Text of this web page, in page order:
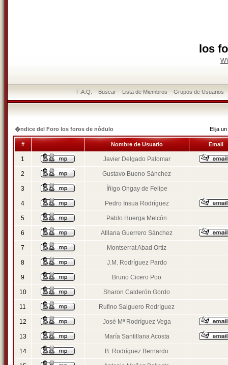
los
F.A.Q. Buscar Lista de Miembros Grupos de Usuarios
�ndice del Foro los foros de nódulo Elija
# Nombre de Usuario Email
1 Javier Delgado Palomar
2 Gustavo Bueno Sánchez
3 Íñigo Ongay de Felipe
4 Pedro Insua Rodríguez
5 Pablo Huerga Melcón
6 Atilana Guerrero Sánchez
7 Montserrat Abad Ortiz
8 J.M. Rodríguez Pardo
9 Bruno Cicero Poo
10 Sharon Calderón Gordo
11 Rufino Salguero Rodríguez
12 José Mª Rodríguez Vega
13 María Santillana Acosta
14 B. Rodríguez Bernardo